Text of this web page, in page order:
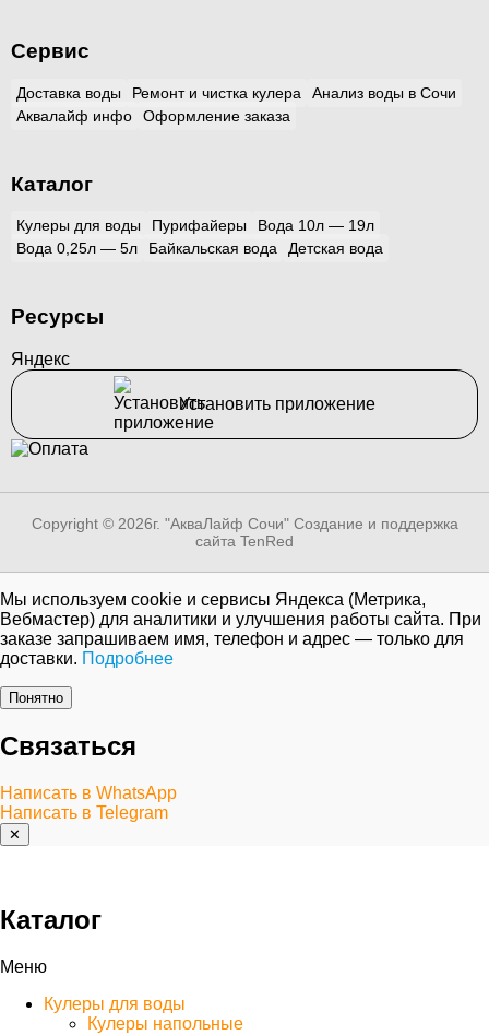
Сервис
Доставка воды Ремонт и чистка кулера
Анализ воды в Сочи
Аквалайф инфо
Оформление заказа
Каталог
Кулеры для воды Пурифайеры
Вода 10л — 19л
Вода 0,25л — 5л
Байкальская вода Детская вода
Ресурсы
Яндекс
Установить приложение
Copyright © 2026г. "АкваЛайф Сочи" Создание и поддержка
сайта TenRed
Мы используем cookie и сервисы Яндекса (Метрика,
Вебмастер) для аналитики и улучшения работы сайта. При
заказе запрашиваем имя, телефон и адрес — только для
доставки. Подробнее
Понятно
Связаться
Написать в WhatsApp
Написать в Telegram
✕
Каталог
Меню
Кулеры для воды
Кулеры напольные